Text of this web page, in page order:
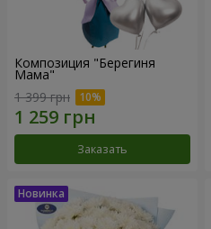
Композиция "Берегиня
Мама"
1 399 грн
Заказать